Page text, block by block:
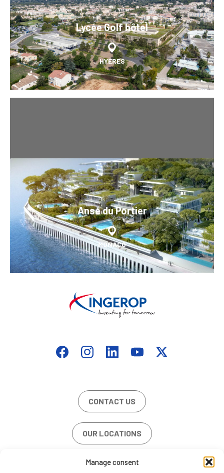
Manage consent
Lycée Golf hôtel
HYÈRES
Anse du Portier
MONACO
CONTACT US
OUR LOCATIONS
JOB OFFERS